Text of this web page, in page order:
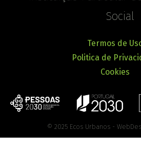
Social
Termos de
Politica de
Cookies
© 2025 Ecos Urbanos -